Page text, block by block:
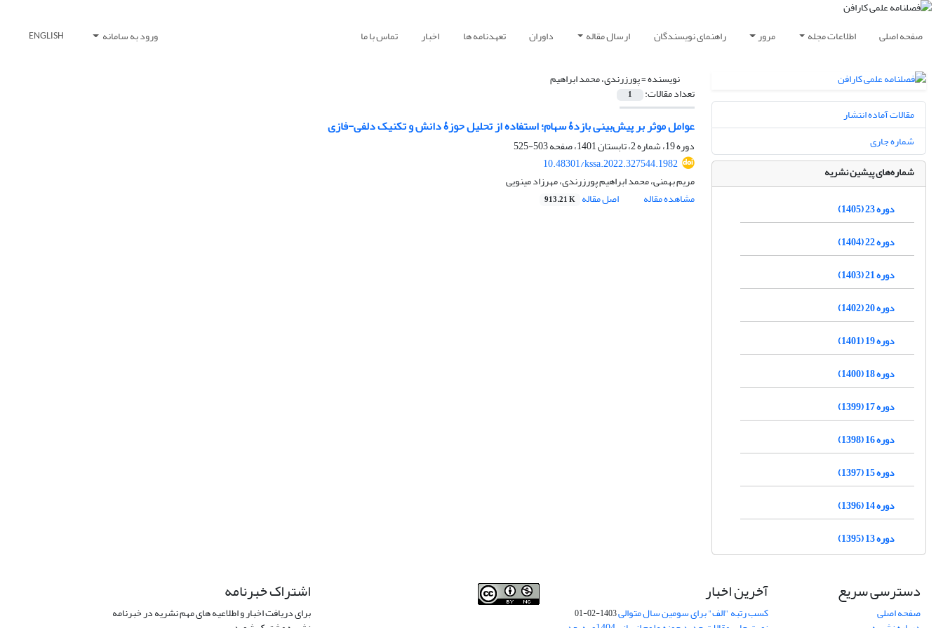
صفحه اصلی اطلاعات مجله مرور راهنمای نویسندگان ارسال مقاله داوران تعهدنامه ها اخبار تماس با ما ورود به سامانه ENGLISH
نویسنده =پورزرندی، محمد ابراهیم
تعداد مقالات: 1
عوامل موثر بر پیش‌بینی بازدۀ سهام؛ استفاده از تحلیل حوزۀ دانش و تکنیک دلفی-فازی
دوره 19، شماره 2، تابستان 1401، صفحه
503-525
10.48301/kssa.2022.327544.1982
مریم بهمنی، محمد ابراهیم پورزرندی، مهرزاد مینویی
مشاهده مقاله
اصل مقاله 913.21 K
مقالات آماده انتشار
شماره جاری
شماره‌های پیشین نشریه
دوره 23 (1405)
دوره 22 (1404)
دوره 21 (1403)
دوره 20 (1402)
دوره 19 (1401)
دوره 18 (1400)
دوره 17 (1399)
دوره 16 (1398)
دوره 15 (1397)
دوره 14 (1396)
دوره 13 (1395)
دسترسی سریع
صفحه اصلی
آخرین اخبار
کسب رتبه "الف" برای سومین سال متوالی1403-02-01
اشتراک خبرنامه
برای دریافت اخبار و اطلاعیه های مهم نشریه در خبرنامه